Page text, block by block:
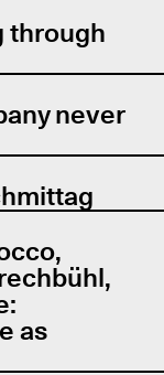
through
never
as